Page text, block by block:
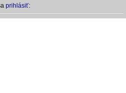
prihlásiť: